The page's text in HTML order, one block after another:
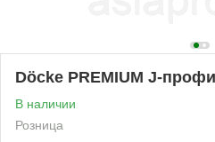
Döcke PREMIUM J-
В наличии
Розница